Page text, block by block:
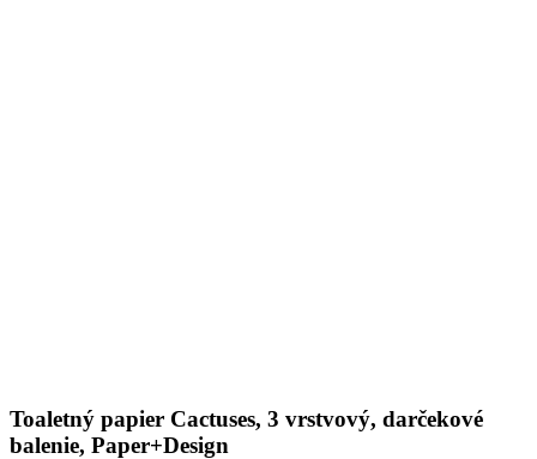
Toaletný papier Cactuses, 3 vrstvový, darčekové
balenie, Paper+Design